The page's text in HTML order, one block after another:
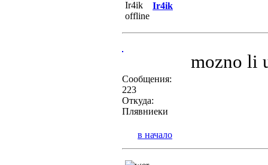
Ir4ik
Сообщения:
223
Откуда:
Плявниеки
mozno li
в начало